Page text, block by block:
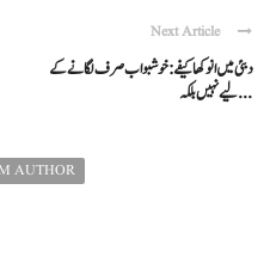
Next Article
دبئی میں انوکھا کیفے: خوشبو اب صرف لگانے کے
لیے نہیں بلکہ ...
AUTHOR